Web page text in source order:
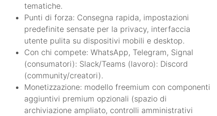
tematiche.
Punti di forza: Consegna rapida, impostazioni
predefinite sensate per la privacy, interfaccia
utente pulita su dispositivi mobili e desktop.
Con chi compete: WhatsApp, Telegram, Signal
(consumatori): Slack/Teams (lavoro): Discord
(community/creatori).
Monetizzazione: modello freemium con componenti
aggiuntivi premium opzionali (spazio di
archiviazione ampliato, controlli amministrativi